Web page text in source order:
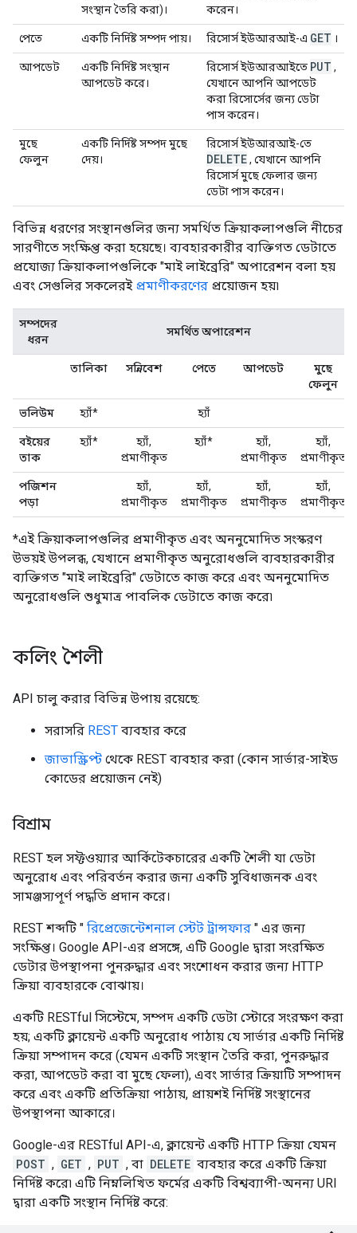
সংস্থান তৈরি করা)।
করেন।
পেতে একটি নির্দিষ্ট সম্পদ পায়। রিসোর্স ইউআরআই-এ GET ।
আপডেট
একটি নির্দিষ্ট সংস্থান
আপডেট করে।
রিসোর্স ইউআরআইতে PUT ,
যেখানে আপনি আপডেট
করা রিসোর্সের জন্য ডেটা
পাস করেন।
মুছে
ফেলুন
একটি নির্দিষ্ট সম্পদ মুছে
দেয়।
রিসোর্স ইউআরআই-তে
DELETE, যেখানে আপনি
রিসোর্স মুছে ফেলার জন্য
ডেটা পাস করেন।
বিভিন্ন ধরণের সংস্থানগুলির জন্য সমর্থিত ক্রিয়াকলাপগুলি নীচের
সারণীতে সংক্ষিপ্ত করা হয়েছে। ব্যবহারকারীর ব্যক্তিগত ডেটাতে
প্রযোজ্য ক্রিয়াকলাপগুলিকে "মাই লাইব্রেরি" অপারেশন বলা হয়
এবং সেগুলির সকলেরই প্রমাণীকরণের প্রয়োজন হয়৷
সম্পদের
ধরন
সমর্থিত অপারেশন
তালিকা সন্নিবেশ পেতে আপডেট
মুছে
ফেলুন
ভলিউম হ্যাঁ* হ্যাঁ
বইয়ের
তাক
হ্যাঁ*
হ্যাঁ,
প্রমাণীকৃত
হ্যাঁ*
হ্যাঁ,
প্রমাণীকৃত
হ্যাঁ,
প্রমাণীকৃত
পজিশন
পড়া
হ্যাঁ,
প্রমাণীকৃত
হ্যাঁ,
প্রমাণীকৃত
হ্যাঁ,
প্রমাণীকৃত
হ্যাঁ,
প্রমাণীকৃত
*এই ক্রিয়াকলাপগুলির প্রমাণীকৃত এবং অননুমোদিত সংস্করণ
উভয়ই উপলব্ধ, যেখানে প্রমাণীকৃত অনুরোধগুলি ব্যবহারকারীর
ব্যক্তিগত "মাই লাইব্রেরি" ডেটাতে কাজ করে এবং অননুমোদিত
অনুরোধগুলি শুধুমাত্র পাবলিক ডেটাতে কাজ করে৷
কলিং শৈলী
API চালু করার বিভিন্ন উপায় রয়েছে:
সরাসরি REST ব্যবহার করে
জাভাস্ক্রিপ্ট থেকে REST ব্যবহার করা (কোন সার্ভার-সাইড
কোডের প্রয়োজন নেই)
বিশ্রাম
REST হল সফ্টওয়্যার আর্কিটেকচারের একটি শৈলী যা ডেটা
অনুরোধ এবং পরিবর্তন করার জন্য একটি সুবিধাজনক এবং
সামঞ্জস্যপূর্ণ পদ্ধতি প্রদান করে।
REST শব্দটি " রিপ্রেজেন্টেশনাল স্টেট ট্রান্সফার " এর জন্য
সংক্ষিপ্ত। Google API-এর প্রসঙ্গে, এটি Google দ্বারা সংরক্ষিত
ডেটার উপস্থাপনা পুনরুদ্ধার এবং সংশোধন করার জন্য HTTP
ক্রিয়া ব্যবহারকে বোঝায়।
একটি RESTful সিস্টেমে, সম্পদ একটি ডেটা স্টোরে সংরক্ষণ করা
হয়; একটি ক্লায়েন্ট একটি অনুরোধ পাঠায় যে সার্ভার একটি নির্দিষ্ট
ক্রিয়া সম্পাদন করে (যেমন একটি সংস্থান তৈরি করা, পুনরুদ্ধার
করা, আপডেট করা বা মুছে ফেলা), এবং সার্ভার ক্রিয়াটি সম্পাদন
করে এবং একটি প্রতিক্রিয়া পাঠায়, প্রায়শই নির্দিষ্ট সংস্থানের
উপস্থাপনা আকারে।
Google-এর RESTful API-এ, ক্লায়েন্ট একটি HTTP ক্রিয়া যেমন
POST , GET , PUT , বা DELETE ব্যবহার করে একটি ক্রিয়া
নির্দিষ্ট করে৷ এটি নিম্নলিখিত ফর্মের একটি বিশ্বব্যাপী-অনন্য URI
দ্বারা একটি সংস্থান নির্দিষ্ট করে: